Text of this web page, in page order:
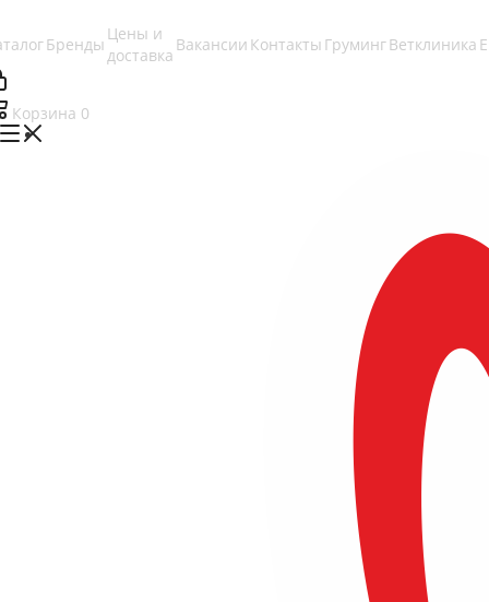
Бренды
Цены и
доставка
Вакансии Контакты ГрумингВетклиника
Корзина 0